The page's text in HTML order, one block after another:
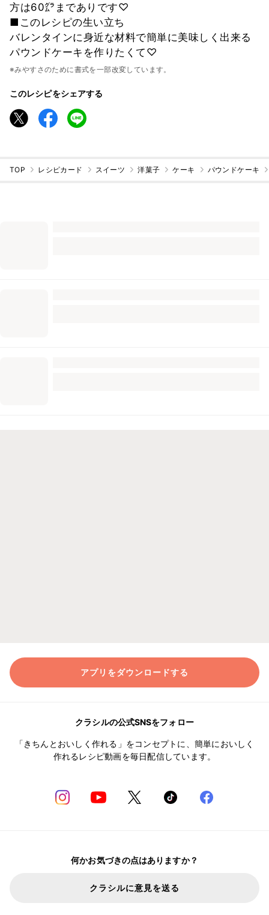
方は60㌘までありです♡
■このレシピの生い立ち
バレンタインに身近な材料で簡単に美味しく出来る
パウンドケーキを作りたくて♡
※みやすさのために書式を一部改変しています。
このレシピをシェアする
TOP レシピカード スイーツ 洋菓子 ケーキ パウンドケーキ
アプリをダウンロードする
クラシルの公式SNSをフォロー
「きちんとおいしく作れる」をコンセプトに、簡単においしく
作れるレシピ動画を毎日配信しています。
何かお気づきの点はありますか？
クラシルに意見を送る